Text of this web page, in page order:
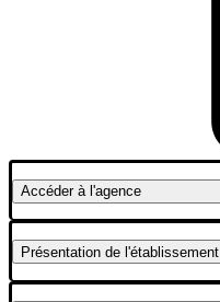
Accéderà l'agence
Présentation de l'établissement